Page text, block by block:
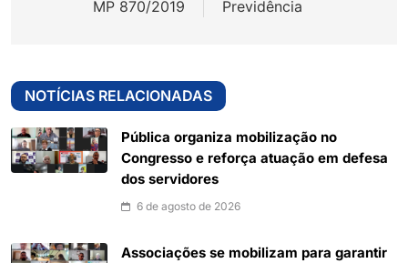
MP 870/2019
Previdência
NOTÍCIAS RELACIONADAS
Pública organiza mobilização no
Congresso e reforça atuação em defesa
dos servidores
6 de agosto de 2026
Associações se mobilizam para garantir